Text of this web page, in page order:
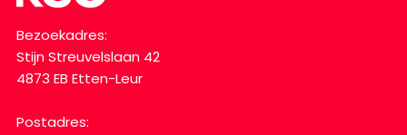
Bezoekadres:
Stijn Streuvelslaan 42
4873 EB Etten-Leur
Postadres: